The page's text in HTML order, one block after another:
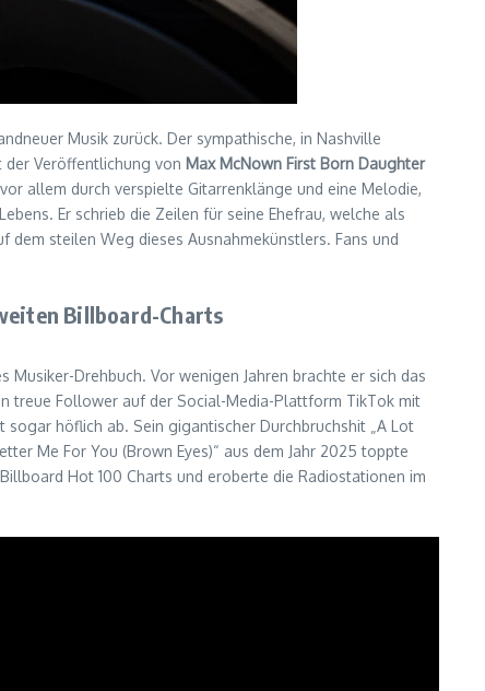
Musik zurück. Der sympathische, in Nashville
Veröffentlichung von Max McNown First Born Daughter
allem durch verspielte Gitarrenklänge und eine Melodie,
Er schrieb die Zeilen für seine Ehefrau, welche als
steilen Weg dieses Ausnahmekünstlers. Fans und
Billboard-Charts
Drehbuch. Vor wenigen Jahren brachte er sich das
treue Follower auf der Social-Media-Plattform TikTok mit
höflich ab. Sein gigantischer Durchbruchshit „A Lot
Me For You (Brown Eyes)“ aus dem Jahr 2025 toppte
Hot 100 Charts und eroberte die Radiostationen im